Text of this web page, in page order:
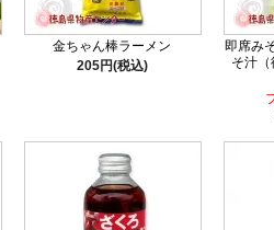
金ちゃん棒ラーメン
205円(税込)
即席み
そ汁